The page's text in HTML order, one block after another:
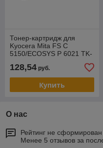
Тонер-картридж для
Kyocera Mita FS C
5150/ECOSYS P 6021 TK-
128,54 руб.
Купить
О нас
Рейтинг не сформирован
Менее 5 отзывов за